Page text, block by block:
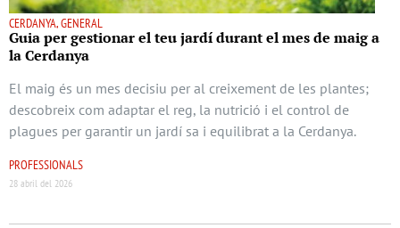
CERDANYA, GENERAL
Guia per gestionar el teu jardí durant el mes de maig a
la Cerdanya
El maig és un mes decisiu per al creixement de les plantes;
descobreix com adaptar el reg, la nutrició i el control de
plagues per garantir un jardí sa i equilibrat a la Cerdanya.
PROFESSIONALS
28 abril del 2026